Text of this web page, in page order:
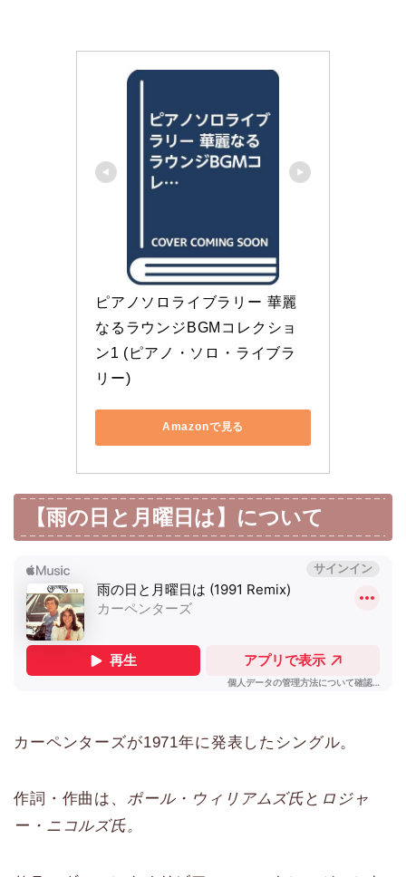
ピアノソロライブラリー 華麗
なるラウンジBGMコレクショ
ン1 (ピアノ・ソロ・ライブラ
リー)
Amazonで見る
【雨の日と月曜日は】について
カーペンターズが1971年に発表したシングル。
作詞・作曲は、 ポール・ウィリアムズ氏 と ロジャ
ー・ニコルズ氏。